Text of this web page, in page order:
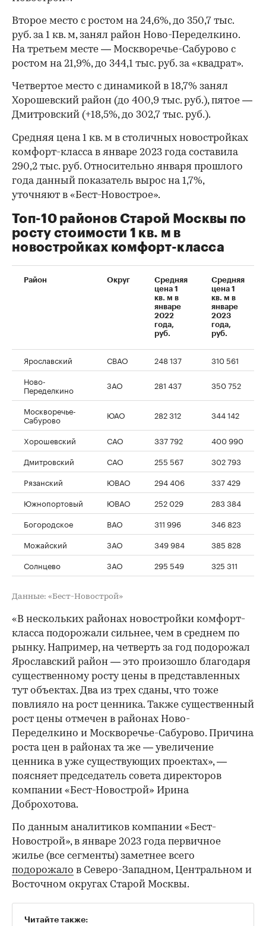
Второе место с ростом на 24,6%, до 350,7 тыс.
руб. за 1 кв. м, занял район Ново-Переделкино.
На третьем месте — Москворечье-Сабурово с
ростом на 21,9%, до 344,1 тыс. руб. за «квадрат».
Четвертое место с динамикой в 18,7% занял
Хорошевский район (до 400,9 тыс. руб.), пятое —
Дмитровский (+18,5%, до 302,7 тыс. руб.).
00:00 / 00:00
Средняя цена 1 кв. м в столичных новостройках
комфорт-класса в январе 2023 года составила
290,2 тыс. руб. Относительно января прошлого
года данный показатель вырос на 1,7%,
уточняют в «Бест-Новострое».
Топ-10 районов Старой Москвы по
росту стоимости 1 кв. м в
новостройках комфорт-класса
Район Округ
Средняя
цена 1
кв. м в
январе
2022
года,
руб.
Средняя
цена 1
кв. м в
январе
2023
года,
руб.
Ярославский СВАО 248 137
310 561
Ново-
Переделкино ЗАО 281 437 350 752
Москворечье-
Сабурово ЮАО 282 312 344 142
Хорошевский САО 337 792
400 990
Дмитровский
САО 255 567
302 793
Рязанский
ЮВАО 294 406
337 429
Южнопортовый
ЮВАО 252 029
283 384
Богородское
ВАО 311 996
346 823
Можайский
ЗАО 349 984
385 828
Солнцево
ЗАО 295 549 325 311
Данные: «Бест-Новострой»
«В нескольких районах новостройки комфорт-
класса подорожали сильнее, чем в среднем по
рынку. Например, на четверть за год подорожал
Ярославский район — это произошло благодаря
существенному росту цены в представленных
тут объектах. Два из трех сданы, что тоже
повлияло на рост ценника. Также существенный
рост цены отмечен в районах Ново-
Переделкино и Москворечье-Сабурово. Причина
роста цен в районах та же — увеличение
ценника в уже существующих проектах», —
поясняет председатель совета директоров
компании «Бест-Новострой» Ирина
Доброхотова.
По данным аналитиков компании «Бест-
Новострой», в январе 2023 года первичное
жилье (все сегменты) заметнее всего
подорожало в Северо-Западном, Центральном и
Восточном округах Старой Москвы.
Читайте также: